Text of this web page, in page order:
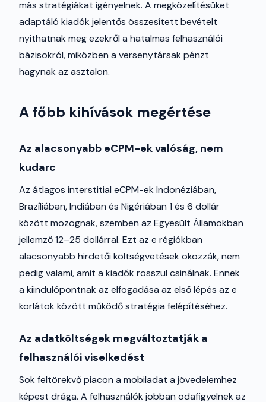
más stratégiákat igényelnek. A megközelítésüket
adaptáló kiadók jelentős összesített bevételt
nyithatnak meg ezekről a hatalmas felhasználói
bázisokról, miközben a versenytársak pénzt
hagynak az asztalon.
A főbb kihívások megértése
Az alacsonyabb eCPM-ek valóság, nem
kudarc
Az átlagos interstitial eCPM-ek Indonéziában,
Brazíliában, Indiában és Nigériában 1 és 6 dollár
között mozognak, szemben az Egyesült Államokban
jellemző 12–25 dollárral. Ezt az e régiókban
alacsonyabb hirdetői költségvetések okozzák, nem
pedig valami, amit a kiadók rosszul csinálnak. Ennek
a kiindulópontnak az elfogadása az első lépés az e
korlátok között működő stratégia felépítéséhez.
Az adatköltségek megváltoztatják a
felhasználói viselkedést
Sok feltörekvő piacon a mobiladat a jövedelemhez
képest drága. A felhasználók jobban odafigyelnek az